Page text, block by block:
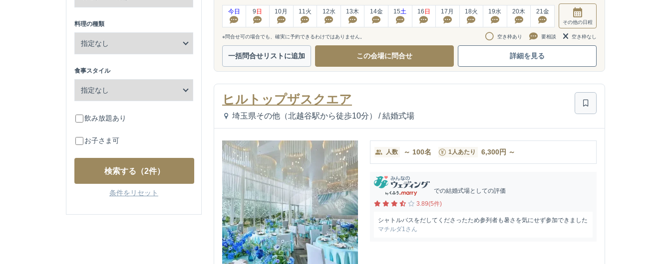
料理の種類
食事スタイル
飲み放題あり
お子さま可
検索する （2件）
条件をリセット
今日 9 日 10月 11 火 12水 13木 14金 15土 16 日 17 月 18火 19水 20木 21 金
その他の日程
※問合せ可の場合でも、確実に予約できるわけではありません。 空き枠あり 要相談 空き枠なし
一括問合せリストに追加 この会場に問合せ 詳細を見る
ヒルトップザスクエア
埼玉県その他（北越谷駅から徒歩10分） / 結婚式場
人数 ～ 100名 1人あたり 6,300円 ～
での結婚式場としての評価
3.89(5件)
シャトルバスをだしてくださったため参列者も暑さを気にせず参加できました
マチルダ1さん